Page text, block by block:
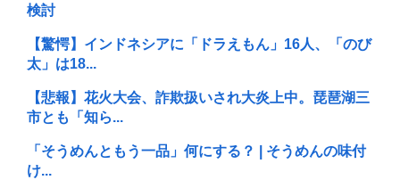
検討
【驚愕】インドネシアに「ドラえもん」16人、「のび
太」は18...
【悲報】花火大会、詐欺扱いされ大炎上中。琵琶湖三
市とも「知ら...
「そうめんともう一品」何にする？ | そうめんの味付
け...